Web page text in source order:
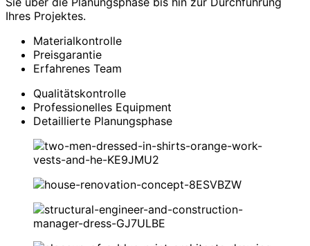
Ihres Projektes.
Materialkontrolle
Preisgarantie
Erfahrenes Team
Qualitätskontrolle
Professionelles Equipment
Detaillierte Planungsphase